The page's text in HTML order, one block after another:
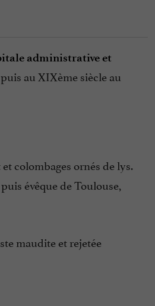
administrative et
au XIXème siècle au
colombages ornés de lys.
évêque de Toulouse,
maudite et rejetée